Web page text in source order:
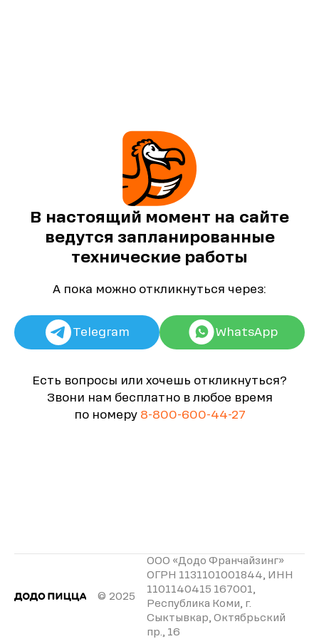
В настоящий момент на сайте
ведутся запланированные
технические работы
А пока можно откликнуться через:
Telegram WhatsApp
Есть вопросы или хочешь откликнуться?
Звони нам бесплатно в любое время
по номеру 8-800-600-44-27
© 2025
ООО «Додо Франчайзинг»
ОГРН 1131101001844, ИНН
1101140415 167001,
Республика Коми, г.
Сыктывкар, Октябрьский
пр., 16